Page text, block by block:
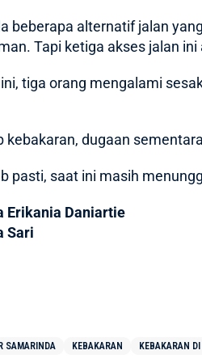
beberapa alternatif jalan
Tapi ketiga akses jalan
tiga orang mengalami
kebakaran, dugaan
pasti, saat ini masih
Erikania Daniartie
Sari
SAMARINDA KEBAKARAN KEBAKARAN